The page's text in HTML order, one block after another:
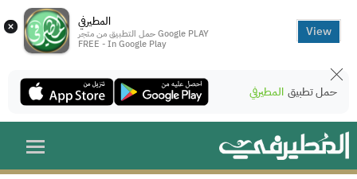
× المطيرفي
حمل التطبيق من متجر Google PLAY
FREE - In Google Play
View
حمل تطبيق المطيرفي